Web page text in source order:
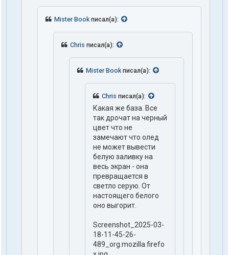
Mister Book писал(а):
Chris писал(а):
Mister Book писал(а):
Chris писал(а):
Какая же база. Все
так дрочат на черный
цвет что не
замечают что олед
не может вывести
белую заливку на
весь экран - она
превращается в
светло серую. От
настоящего белого
оно выгорит.
Screenshot_2025-03-
18-11-45-26-
489_org.mozilla.firefo